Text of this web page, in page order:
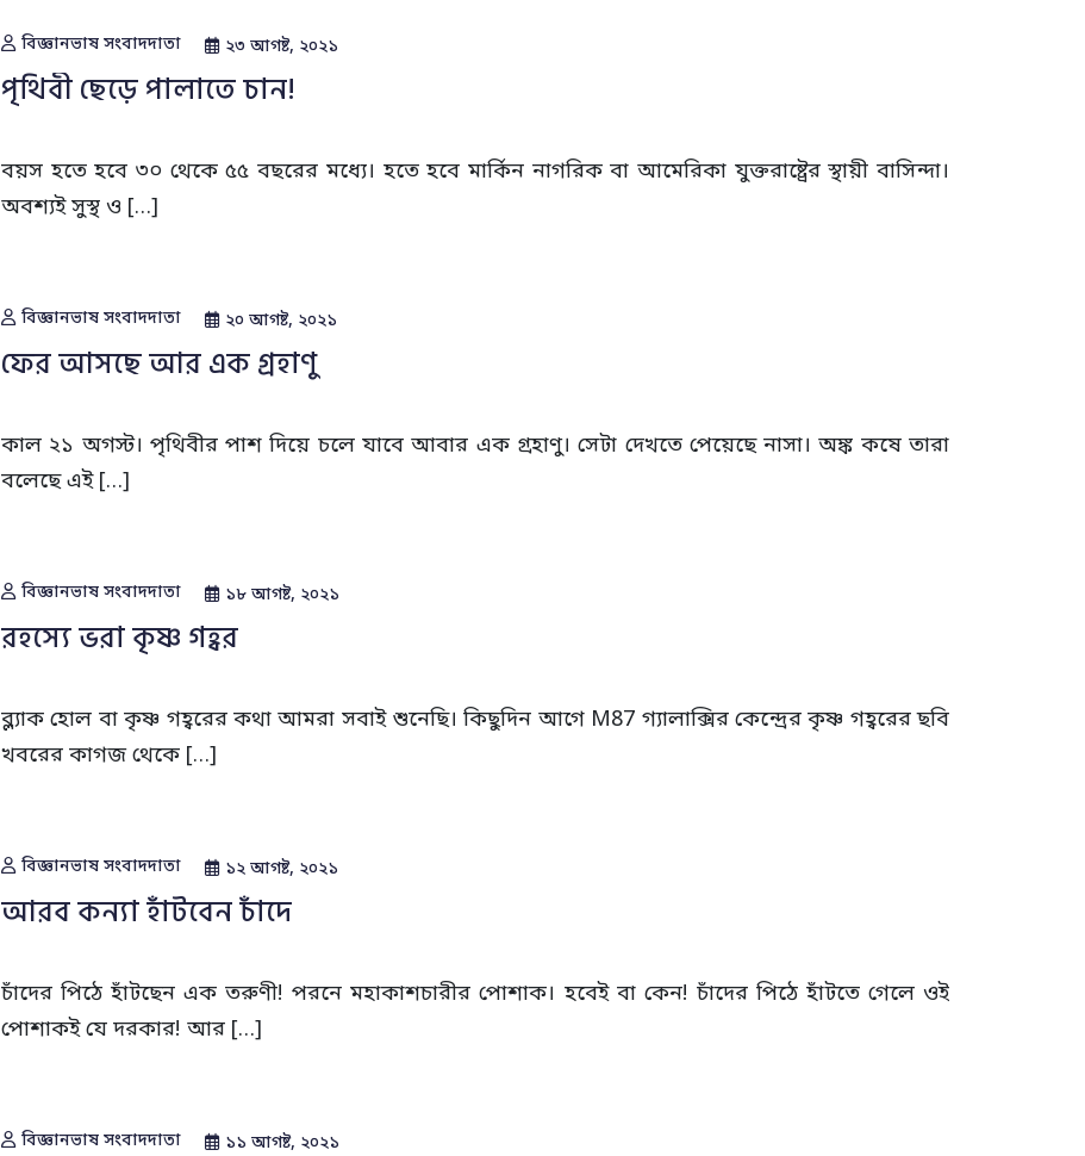
বিজ্ঞানভাষ সংবাদদাতা ২৩ আগষ্ট, ২০২১
পৃথিবী ছেড়ে পালাতে চান!
বয়স হতে হবে ৩০ থেকে ৫৫ বছরের মধ্যে। হতে হবে মার্কিন নাগরিক বা আমেরিকা যুক্তরাষ্ট্রের স্থায়ী বাসিন্দা।
অবশ্যই সুস্থ ও […]
বিজ্ঞানভাষ সংবাদদাতা ২০ আগষ্ট, ২০২১
ফের আসছে আর এক গ্রহাণু
কাল ২১ অগস্ট। পৃথিবীর পাশ দিয়ে চলে যাবে আবার এক গ্রহাণু। সেটা দেখতে পেয়েছে নাসা। অঙ্ক কষে তারা
বলেছে এই […]
বিজ্ঞানভাষ সংবাদদাতা ১৮ আগষ্ট, ২০২১
রহস্যে ভরা কৃষ্ণ গহ্বর
ব্ল্যাক হোল বা কৃষ্ণ গহ্বরের কথা আমরা সবাই শুনেছি। কিছুদিন আগে M87 গ্যালাক্সির কেন্দ্রের কৃষ্ণ গহ্বরের ছবি
খবরের কাগজ থেকে […]
বিজ্ঞানভাষ সংবাদদাতা ১২ আগষ্ট, ২০২১
আরব কন্যা হাঁটবেন চাঁদে
চাঁদের পিঠে হাঁটছেন এক তরুণী! পরনে মহাকাশচারীর পোশাক। হবেই বা কেন! চাঁদের পিঠে হাঁটতে গেলে ওই
পোশাকই যে দরকার! আর […]
বিজ্ঞানভাষ সংবাদদাতা ১১ আগষ্ট, ২০২১